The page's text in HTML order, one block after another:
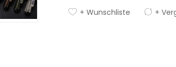
+ Wunschliste +